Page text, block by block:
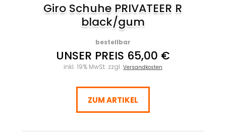
Giro Schuhe PRIVATEER R
black/gum
bestellbar
UNSER PREIS 65,00 €
inkl. 19% MwSt. zzgl. Versandkosten
ZUM ARTIKEL